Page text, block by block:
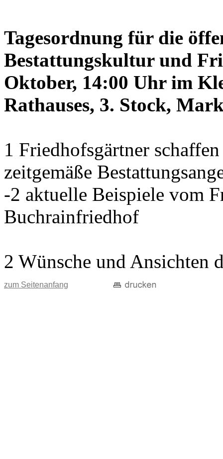
Tagesordnung für die
Bestattungskultur und
Oktober, 14:00 Uhr im
Rathauses, 3. Stock,
1 Friedhofsgärtner
zeitgemäße
-2 aktuelle Beispiele vom
Buchrainfriedhof
2 Wünsche und Ansichten
zum Seitenanfang